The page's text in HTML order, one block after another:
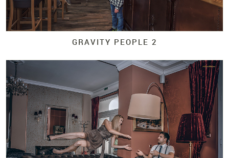
GRAVITY PEOPLE 2